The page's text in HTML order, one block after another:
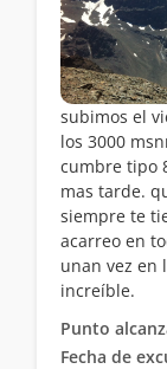
subimos el
los 3000
cumbre tipo
mas tarde.
siempre te
acarreo en
unan vez en
increíble.
Punto
Fecha de